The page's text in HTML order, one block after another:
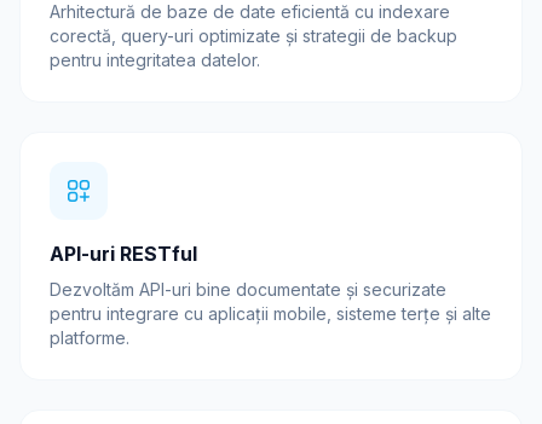
Arhitectură de baze de date eficientă cu indexare
corectă, query-uri optimizate și strategii de backup
pentru integritatea datelor.
API-uri RESTful
Dezvoltăm API-uri bine documentate și securizate
pentru integrare cu aplicații mobile, sisteme terțe și alte
platforme.